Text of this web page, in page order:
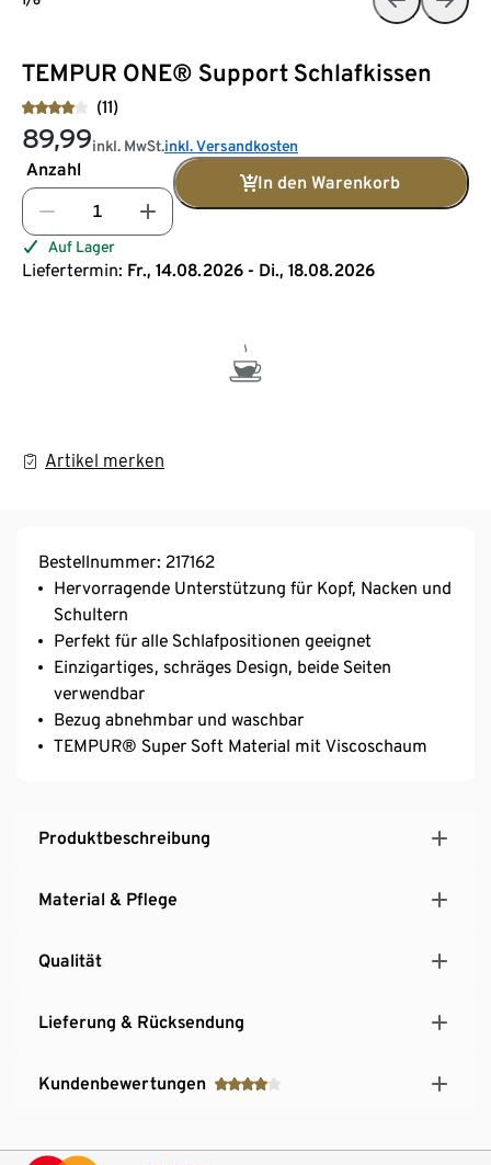
TEMPUR ONE® Support Schlafkissen
(11)
89,99inkl. MwSt.inkl. Versandkosten
Anzahl
In den Warenkorb
Auf Lager
Liefertermin: Fr., 14.08.2026 - Di., 18.08.2026
Artikel merken
Bestellnummer: 217162
Hervorragende Unterstützung für Kopf, Nacken und
Schultern
Perfekt für alle Schlafpositionen geeignet
Einzigartiges, schräges Design, beide Seiten
verwendbar
Bezug abnehmbar und waschbar
TEMPUR® Super Soft Material mit Viscoschaum
Produktbeschreibung
Material & Pflege
Qualität
Lieferung & Rücksendung
Kundenbewertungen